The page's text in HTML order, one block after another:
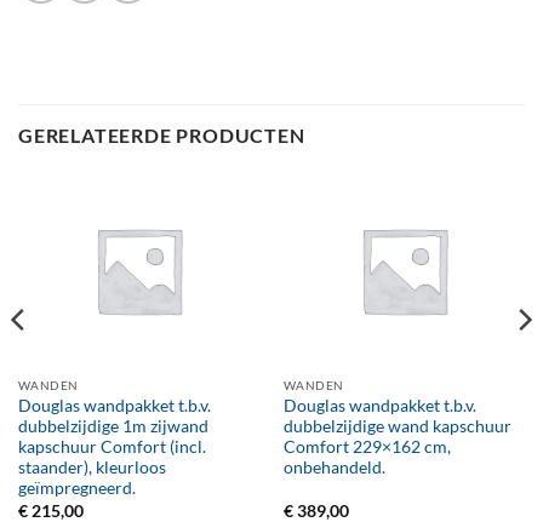
GERELATEERDE PRODUCTEN
WANDEN
Douglas wandpakket t.b.v.
dubbelzijdige 1m zijwand
kapschuur Comfort (incl.
staander), kleurloos
geïmpregneerd.
€215,00
WANDEN
Douglas wandpakket t.b.v.
dubbelzijdige wand kapschuur
Comfort 229×162 cm,
onbehandeld.
€389,00